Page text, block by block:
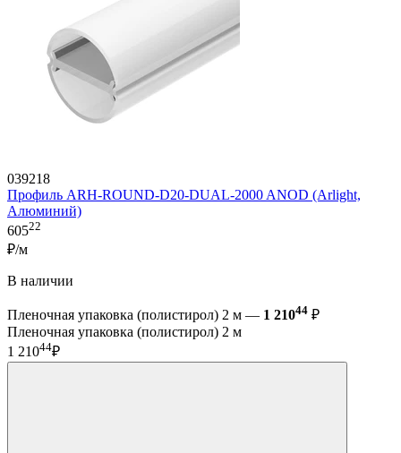
039218
Профиль ARH-ROUND-D20-DUAL-2000 ANOD (Arlight,
Алюминий)
60522
₽/м
В наличии
Пленочная упаковка (полистирол) 2 м — 1 21044 ₽
Пленочная упаковка (полистирол) 2 м
1 21044₽